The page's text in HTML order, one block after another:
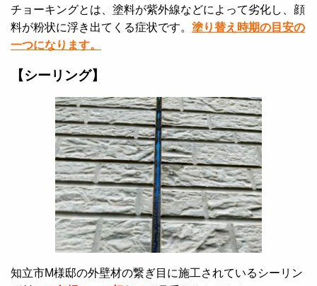
チョーキングとは、塗料が紫外線などによって劣化し、顔
料が粉状に浮き出てくる症状です。 塗り替え時期の目安の
一つになります。
【シーリング】
知立市M様邸の外壁材の繋ぎ目に施工されているシーリン